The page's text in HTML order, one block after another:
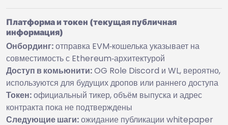
Платформа и токен (текущая публичная
информация)
Онбординг:отправка EVM‑кошелька указывает на
совместимость с Ethereum‑архитектурой
Доступ в комьюнити:OG Role Discord и WL, вероятно,
используются для будущих дропов или раннего доступа
Токен:официальный тикер, объём выпуска и адрес
контракта пока не подтверждены
Следующие шаги:ожидание публикации whitepaper